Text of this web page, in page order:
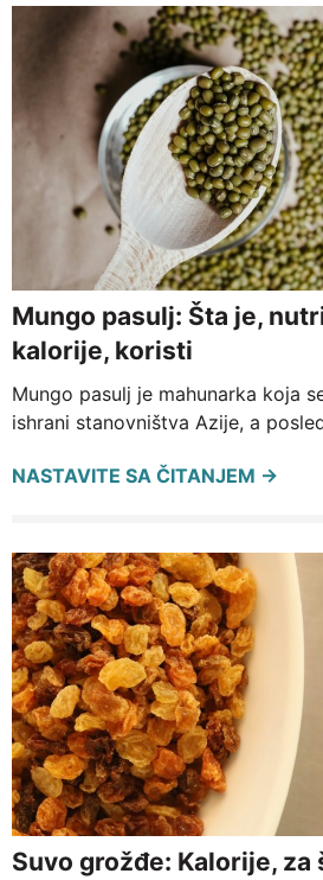
Mungo pasulj: Šta je,
kalorije, koristi
Mungo pasulj je mahunarka koja
ishrani stanovništva Azije, a
NASTAVITE SA ČITANJEM →
Suvo grožđe: Kalorije, za